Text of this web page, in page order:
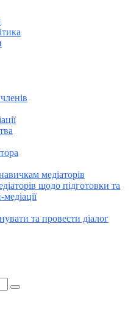
медіаторів
щодо підготовки та
та провести діалог